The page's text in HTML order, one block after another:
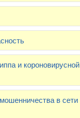
и короновирусной
в сети